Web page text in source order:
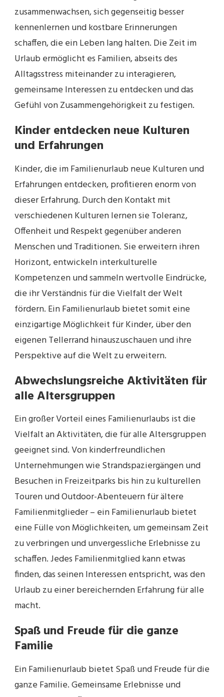
zusammenwachsen, sich gegenseitig besser
kennenlernen und kostbare Erinnerungen
schaffen, die ein Leben lang halten. Die Zeit im
Urlaub ermöglicht es Familien, abseits des
Alltagsstress miteinander zu interagieren,
gemeinsame Interessen zu entdecken und das
Gefühl von Zusammengehörigkeit zu festigen.
Kinder entdecken neue Kulturen
und Erfahrungen
Kinder, die im Familienurlaub neue Kulturen und
Erfahrungen entdecken, profitieren enorm von
dieser Erfahrung. Durch den Kontakt mit
verschiedenen Kulturen lernen sie Toleranz,
Offenheit und Respekt gegenüber anderen
Menschen und Traditionen. Sie erweitern ihren
Horizont, entwickeln interkulturelle
Kompetenzen und sammeln wertvolle Eindrücke,
die ihr Verständnis für die Vielfalt der Welt
fördern. Ein Familienurlaub bietet somit eine
einzigartige Möglichkeit für Kinder, über den
eigenen Tellerrand hinauszuschauen und ihre
Perspektive auf die Welt zu erweitern.
Abwechslungsreiche Aktivitäten für
alle Altersgruppen
Ein großer Vorteil eines Familienurlaubs ist die
Vielfalt an Aktivitäten, die für alle Altersgruppen
geeignet sind. Von kinderfreundlichen
Unternehmungen wie Strandspaziergängen und
Besuchen in Freizeitparks bis hin zu kulturellen
Touren und Outdoor-Abenteuern für ältere
Familienmitglieder – ein Familienurlaub bietet
eine Fülle von Möglichkeiten, um gemeinsam Zeit
zu verbringen und unvergessliche Erlebnisse zu
schaffen. Jedes Familienmitglied kann etwas
finden, das seinen Interessen entspricht, was den
Urlaub zu einer bereichernden Erfahrung für alle
macht.
Spaß und Freude für die ganze
Familie
Ein Familienurlaub bietet Spaß und Freude für die
ganze Familie. Gemeinsame Erlebnisse und